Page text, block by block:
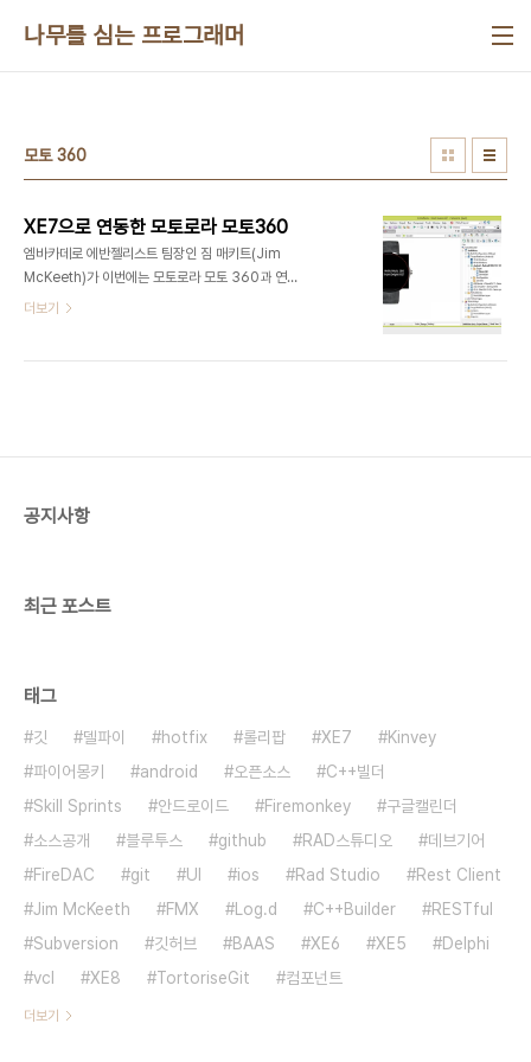
나무를 심는 프로그래머
모토 360
XE7으로 연동한 모토로라 모토360
엠바카데로 에반젤리스트 팀장인 짐 매키트(Jim
McKeeth)가 이번에는 모토로라 모토 360과 연동
을 시도해 봤습니다.모토 360은 아주 멋진 디자인
더보기
공지사항
최근 포스트
태그
깃 델파이 hotfix 롤리팝 XE7
Kinvey
파이어몽키
android 오픈소스
C++빌더
Skill Sprints
안드로이드 Firemonkey
구글캘린더
소스공개
블루투스 github RAD스튜디오
데브기어
FireDAC
git UI ios Rad Studio
Rest Client
Jim McKeeth
FMX Log.d C++Builder
RESTful
Subversion
깃허브 BAAS XE6 XE5
Delphi
vcl
XE8 TortoriseGit 컴포넌트
더보기